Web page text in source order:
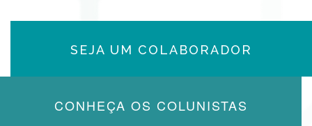
SEJA UM COLABORADOR
CONHEÇA OS COLUNISTAS